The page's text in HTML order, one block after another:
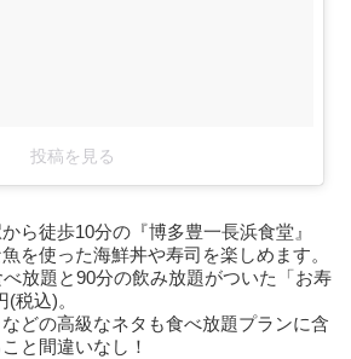
投稿を見る
ら徒歩10分の『博多豊一長浜食堂』
を使った海鮮丼や寿司を楽しめます。
放題と90分の飲み放題がついた「お寿
税込)。
どの高級なネタも食べ放題プランに含
と間違いなし！